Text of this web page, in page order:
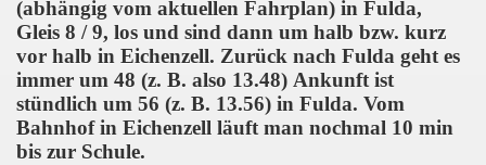
(abhängig vom aktuellen Fahrplan) in Fulda,
Gleis 8 / 9, los und sind dann um halb bzw. kurz
vor halb in Eichenzell. Zurück nach Fulda geht es
immer um 48 (z. B. also 13.48) Ankunft ist
stündlich um 56 (z. B. 13.56) in Fulda. Vom
Bahnhof in Eichenzell läuft man nochmal 10 min
bis zur Schule.